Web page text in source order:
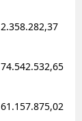
2.358.282,37
74.542.532,65
61.157.875,02